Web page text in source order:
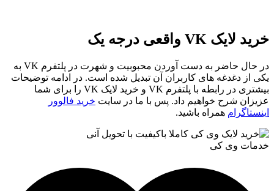
خرید لایک VK واقعی درجه یک
در حال حاضر به دست آوردن محبوبیت و شهرت در پلتفرم VK به
یکی از دغدغه های کاربران آن تبدیل شده است. در ادامه توضیحات
بیشتری در رابطه با پلتفرم VK و خرید لایک VK را برای شما
عزیزان شرح خواهیم داد. پس با ما در سایت خرید فالوور
اینستاگرام همراه باشید.
خدمات وی کی